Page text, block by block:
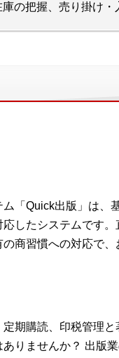
の把握、売り掛け・
「Quick出版」は、
したシステムです
商習慣への対応で、
期購読、印税管理
りませんか？ 出版